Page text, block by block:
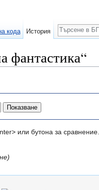
фантастика“
или бутона за сравнение.
кода История
Търсене